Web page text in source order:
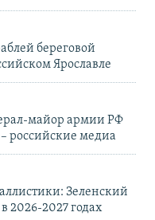
береговой
Ярославле
майор армии РФ
российские медиа
Зеленский
2026-2027 годах